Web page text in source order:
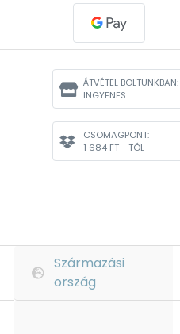
ÁTVÉTEL BOLTUNKBAN:
INGYENES
CSOMAGPONT:
1 684 FT - TÓL
Származási
ország